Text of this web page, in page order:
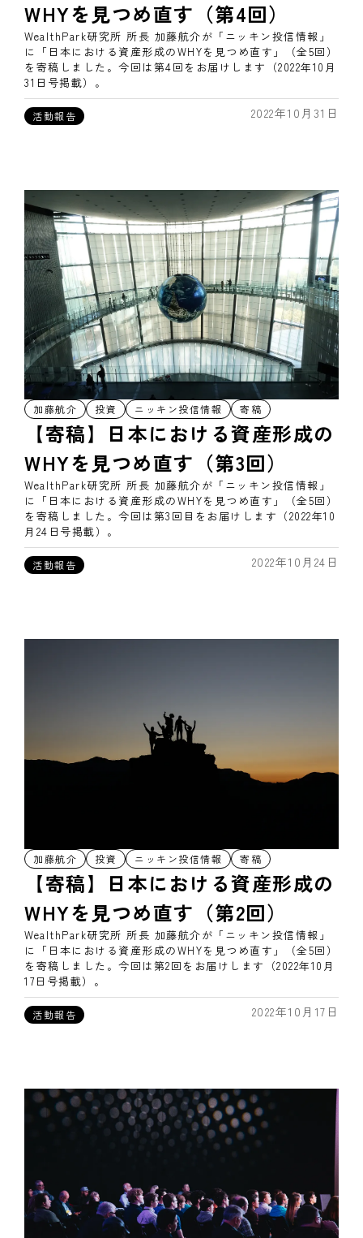
WHYを見つめ直す（第4回）
WealthPark研究所 所長 加藤航介が「ニッキン投信情報」
に「日本における資産形成のWHYを見つめ直す」（全5回）
を寄稿しました。今回は第4回をお届けします（2022年10月
31日号掲載）。
活動報告 2022年10月31日
加藤航介 投資 ニッキン投信情報 寄稿
【寄稿】日本における資産形成の
WHYを見つめ直す（第3回）
WealthPark研究所 所長 加藤航介が「ニッキン投信情報」
に「日本における資産形成のWHYを見つめ直す」（全5回）
を寄稿しました。今回は第3回目をお届けします（2022年10
月24日号掲載）。
活動報告 2022年10月24日
加藤航介 投資 ニッキン投信情報 寄稿
【寄稿】日本における資産形成の
WHYを見つめ直す（第2回）
WealthPark研究所 所長 加藤航介が「ニッキン投信情報」
に「日本における資産形成のWHYを見つめ直す」（全5回）
を寄稿しました。今回は第2回をお届けします（2022年10月
17日号掲載）。
活動報告 2022年10月17日